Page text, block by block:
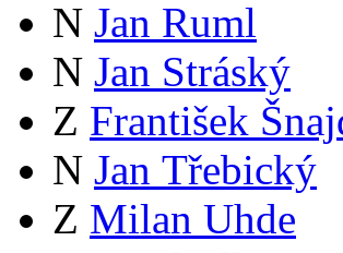
N Jan Ruml
N Jan Stráský
Z František
N Jan Třebický
Z Milan Uhde